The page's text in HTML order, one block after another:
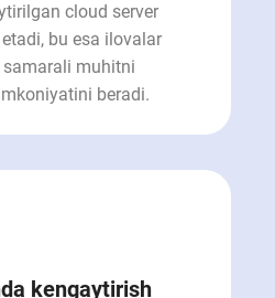
cloud server
bu esa ilovalar
muhitni
beradi.
kengaytirish